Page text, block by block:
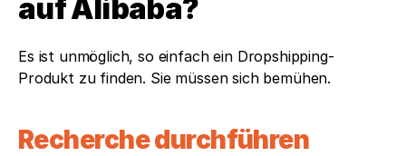
auf Alibaba?
Es ist unmöglich, so einfach ein Dropshipping-
Produkt zu finden. Sie müssen sich bemühen.
Recherche durchführen